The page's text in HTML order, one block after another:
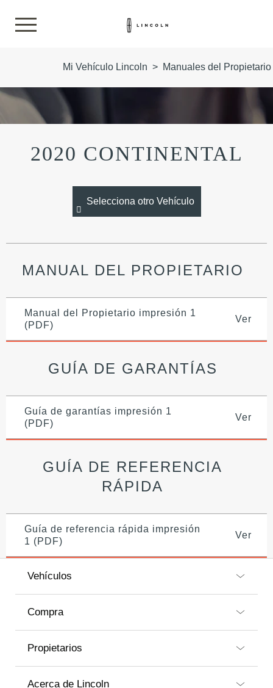
Mi Vehículo Lincoln > Manuales del
2020 CONTINENTAL
Selecciona otro Vehículo
MANUAL DEL PROPIETARIO
Manual del Propietario impresión 1
(PDF)
Ver
GUÍA DE GARANTÍAS
Guía de garantías impresión 1
(PDF)
Ver
GUÍA DE REFERENCIA
RÁPIDA
Guía de referencia rápida impresión
1 (PDF)
Ver
Vehículos
Compra
Propietarios
Acerca de Lincoln